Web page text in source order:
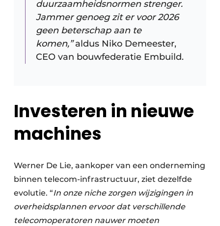
duurzaamheidsnormen strenger.
Jammer genoeg zit er voor 2026
geen beterschap aan te
komen,”aldus Niko Demeester,
CEO van bouwfederatie Embuild.
Investeren in nieuwe
machines
Werner De Lie, aankoper van een onderneming
binnen telecom-infrastructuur, ziet dezelfde
evolutie. “In onze niche zorgen wijzigingen in
overheidsplannen ervoor dat verschillende
telecomoperatoren nauwer moeten